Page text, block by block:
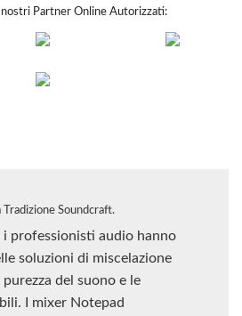
Partner Online Autorizzati:
Soundcraft.
i professionisti audio hanno
soluzioni di miscelazione
del suono e le
I mixer Notepad